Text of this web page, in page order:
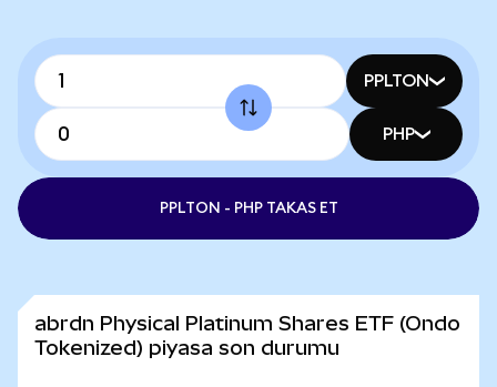
PPLTON
PHP
PPLTON - PHP TAKAS ET
abrdn Physical Platinum Shares ETF (Ondo
Tokenized) piyasa son durumu